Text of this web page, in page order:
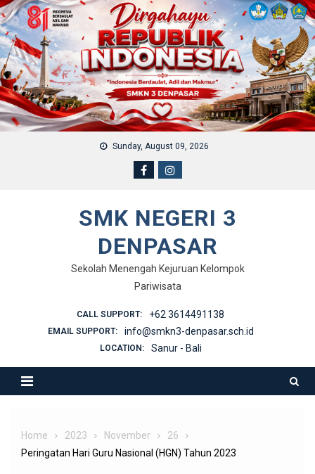
Skip to content
Sunday, August 09, 2026
SMK NEGERI 3
DENPASAR
Sekolah Menengah Kejuruan Kelompok
Pariwisata
CALL SUPPORT: +62 3614491138
EMAIL SUPPORT: info@smkn3-denpasar.sch.id
LOCATION: Sanur - Bali
Home 2023 November
26
Peringatan Hari Guru Nasional (HGN) Tahun 2023